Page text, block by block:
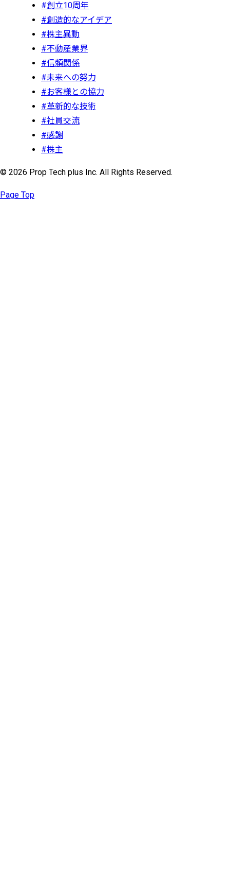
#創立10周年
#創造的なアイデア
#株主異動
#不動産業界
#信頼関係
#未来への努力
#お客様との協力
#革新的な技術
#社員交流
#感謝
#株主
© 2026 Prop Tech plus Inc. All Rights Reserved.
Page Top